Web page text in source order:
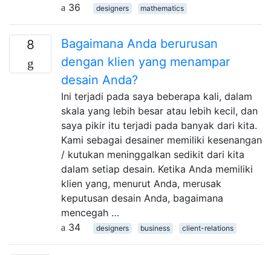
36
designers mathematics
8
Bagaimana Anda berurusan
dengan klien yang menampar
desain Anda?
Ini terjadi pada saya beberapa kali, dalam
skala yang lebih besar atau lebih kecil, dan
saya pikir itu terjadi pada banyak dari kita.
Kami sebagai desainer memiliki kesenangan
/ kutukan meninggalkan sedikit dari kita
dalam setiap desain. Ketika Anda memiliki
klien yang, menurut Anda, merusak
keputusan desain Anda, bagaimana
mencegah …
34
designers business client-relations